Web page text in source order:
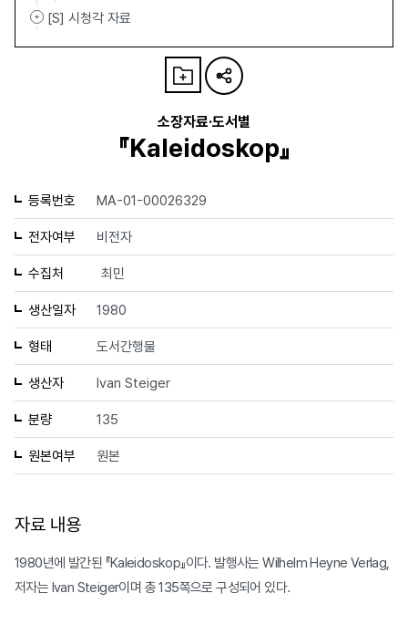
[S] 시청각 자료
소장자료·도서별
『Kaleidoskop』
등록번호 MA-01-00026329
전자여부 비전자
수집처 최민
생산일자 1980
형태 도서간행물
생산자 Ivan Steiger
분량 135
원본여부 원본
자료 내용
1980년에 발간된 『Kaleidoskop』이다. 발행사는 Wilhelm Heyne Verlag,
저자는 Ivan Steiger이며 총 135쪽으로 구성되어 있다.